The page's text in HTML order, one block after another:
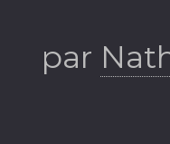
par